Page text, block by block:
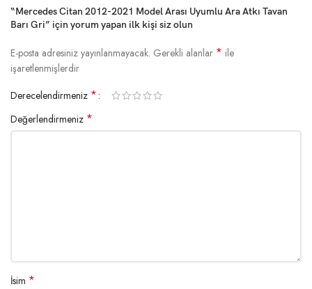
“Mercedes Citan 2012-2021 Model Arası Uyumlu Ara Atkı Tavan
Barı Gri” için yorum yapan ilk kişi siz olun
E-posta adresiniz yayınlanmayacak. Gerekli alanlar * ile
işaretlenmişlerdir
Derecelendirmeniz *
Değerlendirmeniz *
İsim *